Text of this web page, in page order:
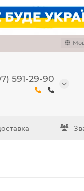
591-29-90